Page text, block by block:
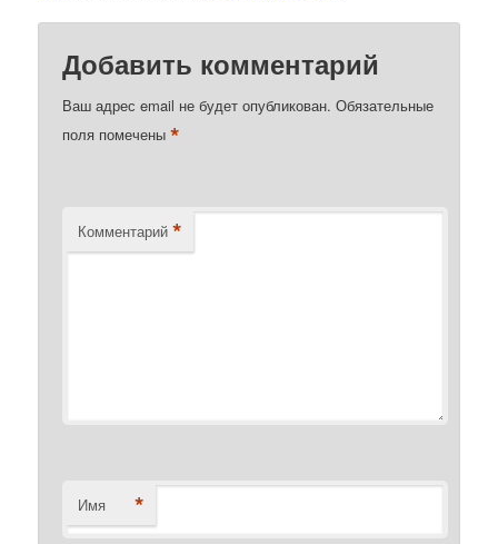
Добавить комментарий
Ваш адрес email не будет опубликован. Обязательные
поля помечены*
Комментарий *
Имя *